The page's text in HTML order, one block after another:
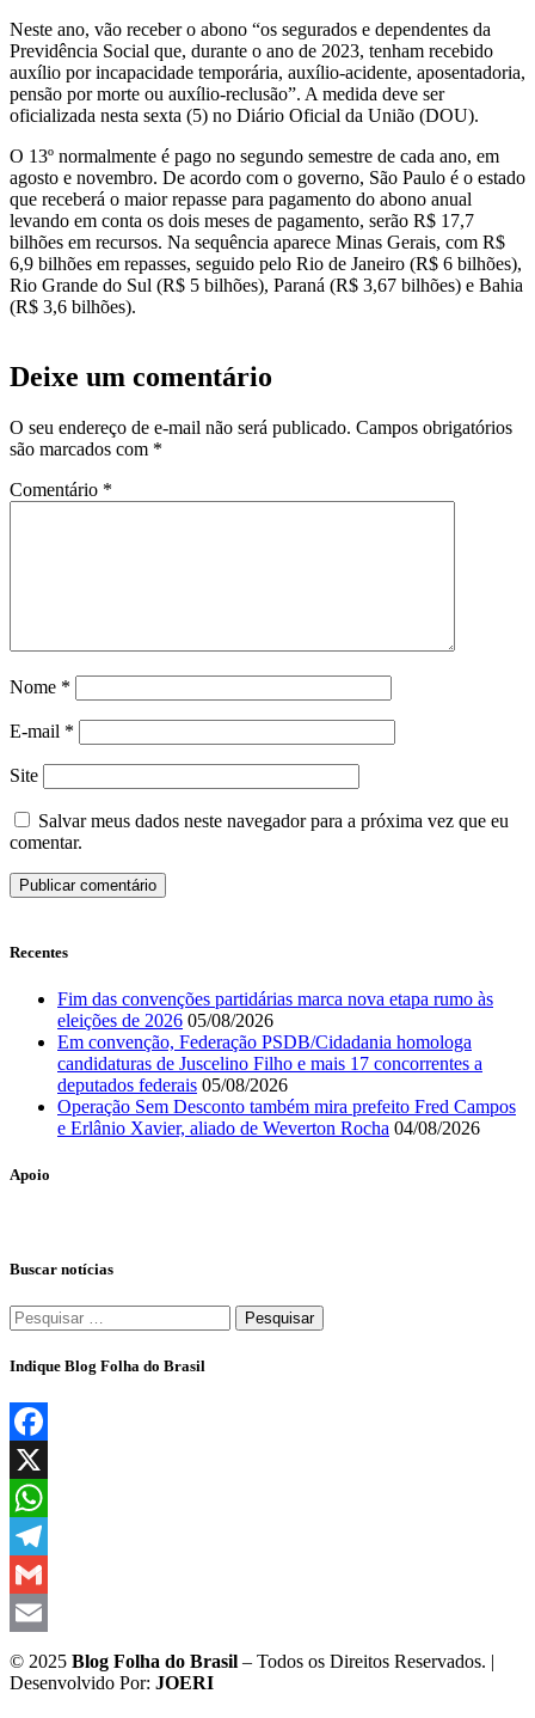
Neste ano, vão receber o abono “os segurados e dependentes da
Previdência Social que, durante o ano de 2023, tenham recebido
auxílio por incapacidade temporária, auxílio-acidente, aposentadoria,
pensão por morte ou auxílio-reclusão”. A medida deve ser
oficializada nesta sexta (5) no Diário Oficial da União (DOU).
O 13º normalmente é pago no segundo semestre de cada ano, em
agosto e novembro. De acordo com o governo, São Paulo é o estado
que receberá o maior repasse para pagamento do abono anual
levando em conta os dois meses de pagamento, serão R$ 17,7
bilhões em recursos. Na sequência aparece Minas Gerais, com R$
6,9 bilhões em repasses, seguido pelo Rio de Janeiro (R$ 6 bilhões),
Rio Grande do Sul (R$ 5 bilhões), Paraná (R$ 3,67 bilhões) e Bahia
(R$ 3,6 bilhões).
Deixe um comentário
O seu endereço de e-mail não será publicado. Campos obrigatórios
são marcados com *
Comentário *
Nome *
E-mail *
Site
Salvar meus dados neste navegador para a próxima vez que eu
comentar.
Recentes
Fim das convenções partidárias marca nova etapa rumo às
eleições de 2026 05/08/2026
Em convenção, Federação PSDB/Cidadania homologa
candidaturas de Juscelino Filho e mais 17 concorrentes a
deputados federais 05/08/2026
Operação Sem Desconto também mira prefeito Fred Campos
e Erlânio Xavier, aliado de Weverton Rocha 04/08/2026
Apoio
Buscar notícias
Pesquisar
por:
Indique Blog Folha do Brasil
Facebook
X
WhatsApp
Telegram
Gmail
Email
© 2025 Blog Folha do Brasil – Todos os Direitos Reservados. |
Desenvolvido Por: JOERI